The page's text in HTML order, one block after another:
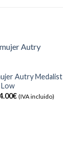
a la
lista de
Autry Medalist
Low
€El
precio
(IVA incluido)